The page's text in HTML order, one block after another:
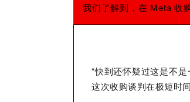
我们了解到，在 Meta 收
“快到还怀疑过这是不
这次收购谈判在极短时